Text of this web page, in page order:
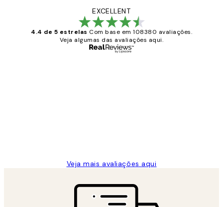
EXCELLENT
4.4 de 5 estrelas Com base em 108380 avaliações.
Veja algumas das avaliações aqui.
Veja mais avaliações aqui